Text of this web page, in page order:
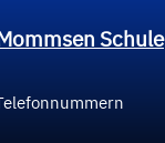
Schule